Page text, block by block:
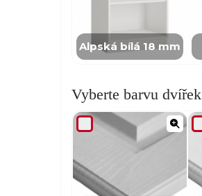
Alpská bílá 18 mm
Vyberte barvu dvířek